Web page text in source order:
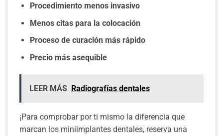
Procedimiento menos invasivo
Menos citas para la colocación
Proceso de curación más rápido
Precio más asequible
LEER MÁS Radiografías dentales
¡Para comprobar por ti mismo la diferencia que
marcan los miniimplantes dentales, reserva una